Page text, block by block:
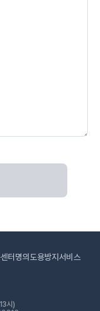
터 명의도용방지서비스
시)